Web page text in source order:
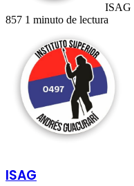
ISAG
857 1 minuto de lectura
ISAG